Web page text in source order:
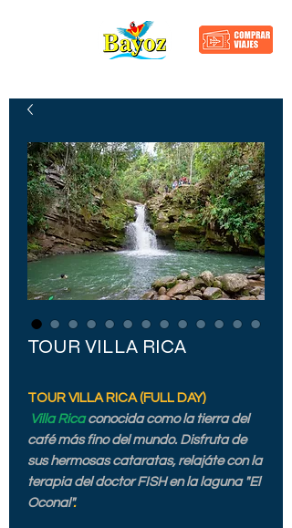
TOUR VILLA RICA
TOUR VILLA RICA (FULL DAY)
Villa Ricaconocida como la tierra del
café más fino del mundo. Disfruta de
sus hermosas cataratas, relajáte con la
terapia del doctor FISH en la laguna "El
Oconal".